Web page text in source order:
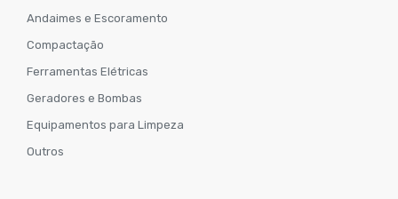
Andaimes e Escoramento
Compactação
Ferramentas Elétricas
Geradores e Bombas
Equipamentos para Limpeza
Outros